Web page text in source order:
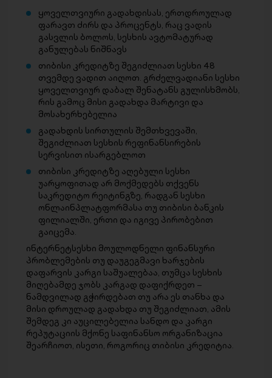
ყოველთვიური გადახდისას, ერთდროულად
ფარავთ ძირს და პროცენტს, რაც ვადის
გასვლის ბოლოს, სესხის ავტომატურად
განულებას ნიშნავს
თიბისი კრედიტზე შეგიძლიათ სესხი 48
თვემდე ვადით აიღოთ. გრძელვადიანი სესხი
ყოველთვიურ დაბალ შენატანს გულისხმობს,
რის გამოც მისი გადახდა მარტივი და
მოსახერხებელია
გადახდის სირთულის შემთხვევაში,
შეგიძლიათ სესხის რეფინანსირების
სერვისით ისარგებლოთ
თიბისი კრედიტზე აღებული სესხი
უარყოფითად არ მოქმედებს თქვენს
საკრედიტო რეიტინგზე, რადგან სესხი
ონლაინპლატფორმასა თუ თიბისი ბანკის
ფილიალში, ერთი და იგივე პირობებით
გაიცემა.
ინტერნეტსესხი მოულოდნელი ფინანსური
პრობლემების თუ დაუგეგმავი ხარჯების
დაფარვის კარგი საშუალებაა, თუმცა სესხის
მიღებამდე ჯობს კარგად დაფიქრდეთ –
ნამდვილად გჭირდებათ თუ არა ეს თანხა და
მისი დროულად გადახდა თუ შეგიძლიათ, ამის
შემდეგ კი აუცილებელია სანდო და კარგი
რეპუტაციის მქონე საფინანსო ორგანიზაცია
შეარჩიოთ, ისეთი, როგორიც თიბისი კრედიტია.